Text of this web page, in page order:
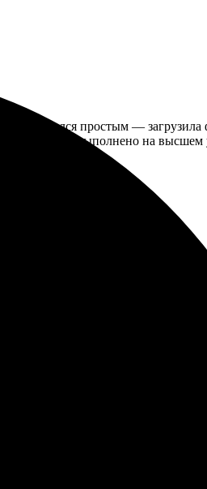
оказался простым — загрузила
четкие. Все выполнено на
их на сайт. Доставили
быстро и просто. Процесс
детали. Доставили в